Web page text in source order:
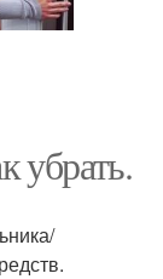
убрать.